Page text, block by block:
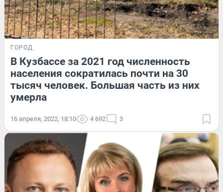
ГОРОД
В Кузбассе за 2021 год численность
населения сократилась почти на 30
тысяч человек. Большая часть из них
умерла
16 апреля, 2022, 18:10 4 692 3